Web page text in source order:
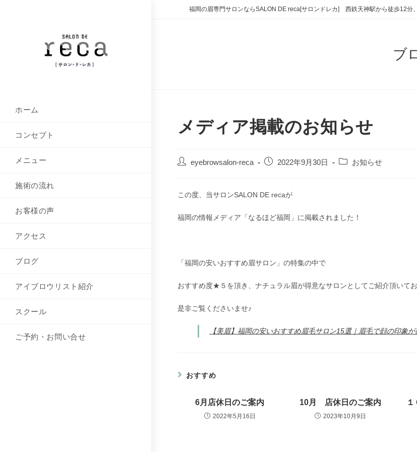
福岡の眉専門サロンならSALON DE reca[サロンドレカ] 西鉄天神駅から徒歩12分
ホーム
コンセプト
メニュー
施術の流れ
お客様の声
アクセス
ブログ
アイブロウリスト紹介
スクール
ご予約・お問い合せ
ブ
メディア掲載のお知らせ
投
eyebrowsalon-reca
投
開
2022年9月30日
投
リ
お知らせ
この度、当サロンSALON DE recaが
福岡の情報メディア「なるほど福岡」に掲載されました！
「福岡の安いおすすめ眉サロン」の特集の中で
おすすめ度★５を頂き、ナチュラル眉が得意なサロンとしてご紹介頂いてお
是非ご覧くださいませ♪
【美眉】福岡の安いおすすめ眉毛サロン15選｜眉毛で顔の印象
おすすめ
6月店休日のご案内
2022年5月16日
10月 店休日のご案内
2023年10月9日